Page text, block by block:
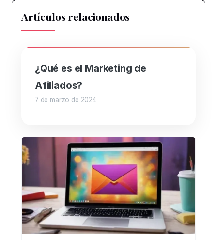
Artículos relacionados
¿Qué es el Marketing de
Afiliados?
7 de marzo de 2024